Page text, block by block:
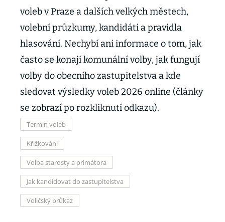
voleb v Praze a dalších velkých městech,
volební průzkumy, kandidáti a pravidla
hlasování. Nechybí ani informace o tom, jak
často se konají komunální volby, jak fungují
volby do obecního zastupitelstva a kde
sledovat výsledky voleb 2026 online (články
se zobrazí po rozkliknutí odkazu).
Termín voleb
Křížkování
Volba starosty a primátora
Jak kandidovat do zastupitelstva
Voličský průkaz